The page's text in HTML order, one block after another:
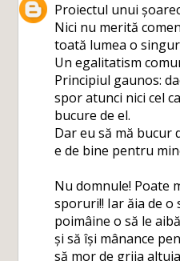
Proiectul unui
Nici nu merită
toată lumea o
Un egalitatism
Principiul gaunos:
spor atunci nici cel
bucure de el.
Dar eu să mă bucur
e de bine pentru
Nu domnule! Poate
sporuri!! Iar ăia de o
poimâine o să le
și să își mânance
să mor de grija